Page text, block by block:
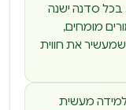
בכל סדנה ישנה
מומחים,
את חווית
מעשית